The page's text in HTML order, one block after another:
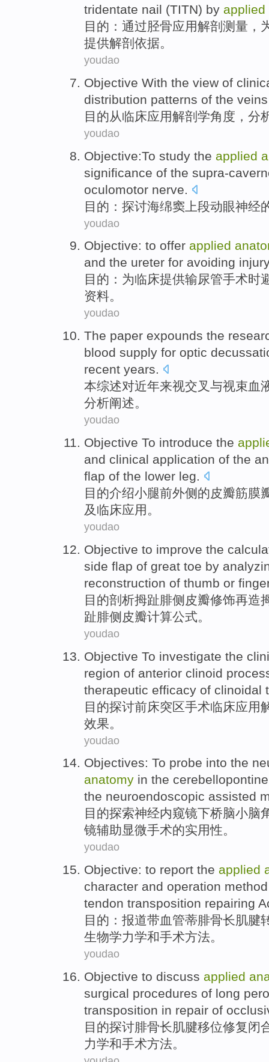
tridentate nail (TITN) by applied
目的 ： 通过胫骨应用解剖 测量，
提供解剖 依据。
youdao
Objective With the view of
distribution patterns of the veins
目的从临床应用解剖学角度 ， 分
youdao
Objective:To study the applied
significance of the supra-
oculomotor nerve.
目的 ： 探讨海绵窦 上段动眼神经
youdao
Objective: to offer applied
and the ureter for avoiding
目的 ： 为临床提供输尿管手术时
资料。
youdao
The paper expounds the
blood supply for optic
recent years.
本综述对近年来视交叉 与视束血
分析阐述。
youdao
Objective To introduce the
and clinical application of the
flap of the lower leg.
目的介绍小腿前外侧 的皮瓣筋膜
及 临床应用 。
youdao
Objective to improve the
side flap of great toe by
reconstruction of thumb or
目的剖析拇趾腓侧 皮瓣修饰再造
趾腓侧皮瓣计算公式。
youdao
Objective To investigate the
region of anterior clinoid
therapeutic efficacy of clinoidal
目的探讨前床突区手术临床应用
效果 。
youdao
Objectives: To probe into the
anatomy in the cerebellopontine
the neuroendoscopic assisted
目的探索神经内窥镜下桥脑小脑
镜辅助显微手术的实用性。
youdao
Objective: to report the applied
character and operation method
tendon transposition repairing
目的 ： 报道带血管蒂腓骨长肌腱
生物学力学和手术方法。
youdao
Objective to discuss applied
surgical procedures of long
transposition in repair of
目的探讨腓骨长肌腱移位修复闭
力学和手术方法。